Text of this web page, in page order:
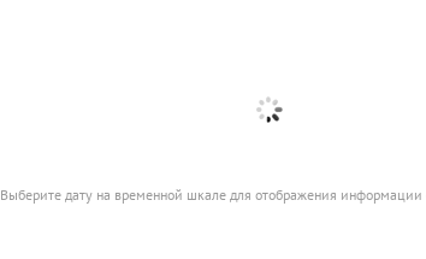
Выберите дату на временной шкале для отображения информации